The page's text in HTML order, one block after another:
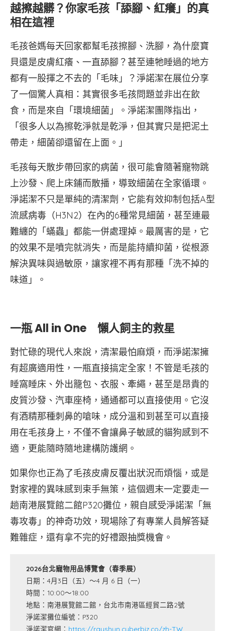
越擦越髒？你家毛孩「舔腳、紅癢」的真
相在這裡
毛孩爸媽每天回家都幫毛孩擦腳、洗腳，為什麼寶
貝還是皮膚紅癢、一直舔腳？甚至連牠睡過的地方
都有一股揮之不去的「毛味」？淨諾潔在展位分享
了一個驚人真相：其實很多毛孩問題並非出在飲
食，而是來自「環境細菌」。淨諾潔團隊指出，
「很多人以為擦乾淨就是乾淨，但其實只是把泥土
帶走，細菌卻還留在上面。」
毛孩每天散步帶回家的病菌，很可能會隨著寵物跳
上沙發、爬上床鋪而散播，導致細菌在全家循環。
淨諾潔不只是單純的清潔劑，它能有效抑制包括A型
流感病毒（H3N2）在內的6種常見細菌，甚至連最
難纏的「蟎蟲」都能一併處理掉。最厲害的是，它
的效果不是噴完就消失，而是能持續抑菌，從根源
解決異味與過敏原，讓家裡不再有那種「洗不掉的
味道」。
一瓶 All in One 懶人飼主的救星
對忙碌的現代人來說，清潔最怕麻煩，而淨諾潔擁
有超廣適用性，一瓶直接搞定全家！不管是毛孩的
睡窩睡床、外出籠包、衣服、牽繩，甚至是昂貴的
皮質沙發、汽車座椅，通通都可以直接使用。它沒
有酒精那種刺鼻的嗆味，成分溫和到甚至可以直接
用在毛孩身上，不僅不會讓鼻子敏感的貓狗感到不
適，更能隨時隨地建構防護網。
如果你也正為了毛孩皮膚反覆出狀況而煩惱，或是
對家裡的異味感到束手無策，這個週末一定要走一
趟南港展覽館二館P320攤位，親自感受淨諾潔「無
毒攻毒」的神奇功效，現場除了有專業人員解答疑
難雜症，還有拿不完的好禮跟抽獎機會。
2026台北寵物用品博覽會（春季展）
日期：4月3日（五）～4 月 6 日（一）
時間：10:00～18:00
地點：南港展覽館二館，台北市南港區經貿二路2號
淨諾潔攤位編號：P320
淨諾潔官網： https://rayshun.cyberbiz.co/zh-TW